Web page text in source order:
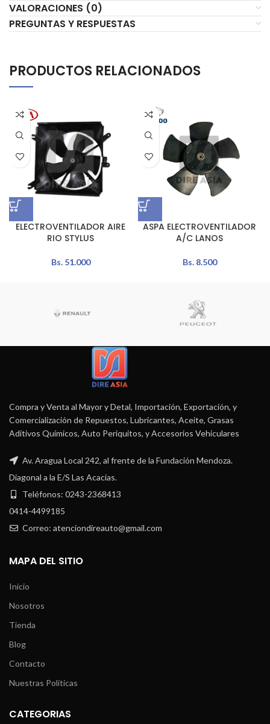
VALORACIONES (0)
PREGUNTAS Y RESPUESTAS
PRODUCTOS RELACIONADOS
ELECTROVENTILADOR AIRE
RIO STYLUS
Bs.51.000
ASPA ELECTROVENTILADOR
A/C LANOS
Bs.8.500
Compra y Venta al Mayor y Detal, Importación, Exportación, y
Comercialización de Repuestos, Lubricantes, Aceite, Grasas
Aditivos Químicos, Auto Periquitos, y Accesorios Vehiculares
Av. Aragua Local 242, al frente de la Fundación Mendoza.
Diagonal a la E/S Las Acacias.
Teléfonos: 0243-2368413
0414-4499185
Correo: atenciondireauto@gmail.com
MAPA DEL SITIO
Inicio
Nosotros
Tienda
Blog
Contacto
Nuestras Políticas
CATEGORIAS